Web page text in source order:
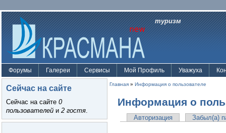
туризм
Форумы Галереи Сервисы Мой Профиль Уважуха
Сейчас на сайте
Сейчас на сайте 0
пользователей и 2 гостя.
Главная » Информация о пользователе
Информация о
Авторизация Забыл(а)